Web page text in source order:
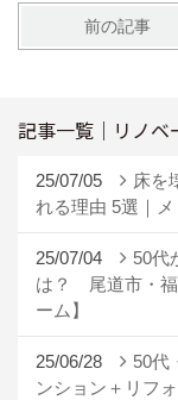
前の記事
記事一覧｜リノベ
25/07/05
床を
れる理由 5選｜
25/07/04
50代
は？ 尾道市・福
ーム】
25/06/28
50代
ンション＋リフ